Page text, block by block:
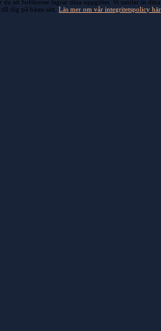
att Softhouse lagrar dina uppgifter. Vi samlar in dina
dig på bästa sätt.Läs mer om vår integritetspolicy här